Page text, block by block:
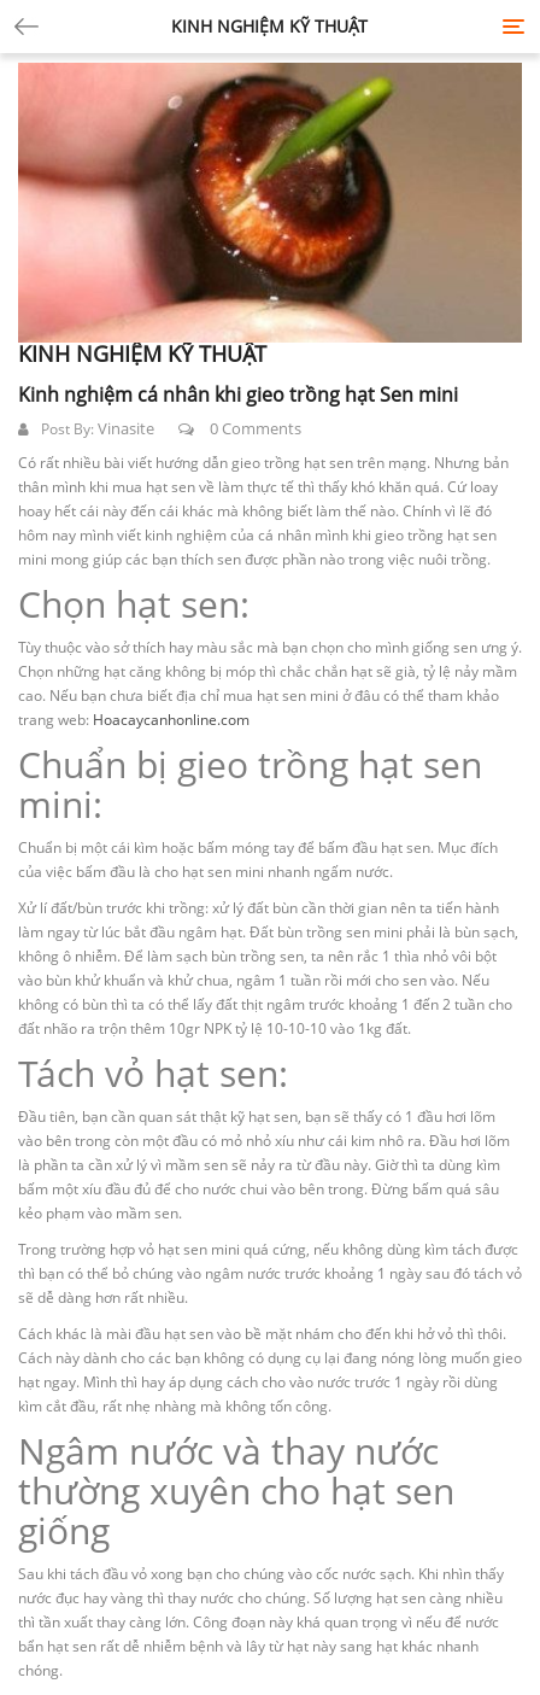
KINH NGHIỆM KỸ THUẬT
KINH NGHIỆM KỸ THUẬT
Kinh nghiệm cá nhân khi gieo trồng hạt Sen mini
Post By: Vinasite 0 Comments
Có rất nhiều bài viết hướng dẫn gieo trồng hạt sen trên mạng. Nhưng bản
thân mình khi mua hạt sen về làm thực tế thì thấy khó khăn quá. Cứ loay
hoay hết cái này đến cái khác mà không biết làm thế nào. Chính vì lẽ đó
hôm nay mình viết kinh nghiệm của cá nhân mình khi gieo trồng hạt sen
mini mong giúp các bạn thích sen được phần nào trong việc nuôi trồng.
Chọn hạt sen:
Tùy thuộc vào sở thích hay màu sắc mà bạn chọn cho mình giống sen ưng ý.
Chọn những hạt căng không bị móp thì chắc chắn hạt sẽ già, tỷ lệ nảy mầm
cao. Nếu bạn chưa biết địa chỉ mua hạt sen mini ở đâu có thể tham khảo
trang web: Hoacaycanhonline.com
Chuẩn bị gieo trồng hạt sen
mini:
Chuẩn bị một cái kìm hoặc bấm móng tay để bấm đầu hạt sen. Mục đích
của việc bấm đầu là cho hạt sen mini nhanh ngấm nước.
Xử lí đất/bùn trước khi trồng: xử lý đất bùn cần thời gian nên ta tiến hành
làm ngay từ lúc bắt đầu ngâm hạt. Đất bùn trồng sen mini phải là bùn sạch,
không ô nhiễm. Để làm sạch bùn trồng sen, ta nên rắc 1 thìa nhỏ vôi bột
vào bùn khử khuẩn và khử chua, ngâm 1 tuần rồi mới cho sen vào. Nếu
không có bùn thì ta có thể lấy đất thịt ngâm trước khoảng 1 đến 2 tuần cho
đất nhão ra trộn thêm 10gr NPK tỷ lệ 10-10-10 vào 1kg đất.
Tách vỏ hạt sen:
Đầu tiên, bạn cần quan sát thật kỹ hạt sen, bạn sẽ thấy có 1 đầu hơi lõm
vào bên trong còn một đầu có mỏ nhỏ xíu như cái kim nhô ra. Đầu hơi lõm
là phần ta cần xử lý vì mầm sen sẽ nảy ra từ đầu này. Giờ thì ta dùng kìm
bấm một xíu đầu đủ để cho nước chui vào bên trong. Đừng bấm quá sâu
kẻo phạm vào mầm sen.
Trong trường hợp vỏ hạt sen mini quá cứng, nếu không dùng kìm tách được
thì bạn có thể bỏ chúng vào ngâm nước trước khoảng 1 ngày sau đó tách vỏ
sẽ dễ dàng hơn rất nhiều.
Cách khác là mài đầu hạt sen vào bề mặt nhám cho đến khi hở vỏ thì thôi.
Cách này dành cho các bạn không có dụng cụ lại đang nóng lòng muốn gieo
hạt ngay. Mình thì hay áp dụng cách cho vào nước trước 1 ngày rồi dùng
kìm cắt đầu, rất nhẹ nhàng mà không tốn công.
Ngâm nước và thay nước
thường xuyên cho hạt sen
giống
Sau khi tách đầu vỏ xong bạn cho chúng vào cốc nước sạch. Khi nhìn thấy
nước đục hay vàng thì thay nước cho chúng. Số lượng hạt sen càng nhiều
thì tần xuất thay càng lớn. Công đoạn này khá quan trọng vì nếu để nước
bẩn hạt sen rất dễ nhiễm bệnh và lây từ hạt này sang hạt khác nhanh
chóng.